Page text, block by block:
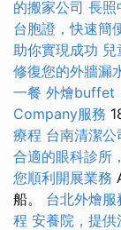
的搬家公司 長照
台胞證，快速簡
助你實現成功
修復您的外牆漏
一餐 外燴buffet
Company服務
療程 台南清潔
合適的眼科診所
您順利開展業務
船。 台北外燴
程 安養院，提